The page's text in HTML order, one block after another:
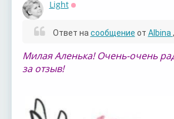
Light
Ответ на сообщение от Albina
Милая Аленька! Очень-очень
за отзыв!